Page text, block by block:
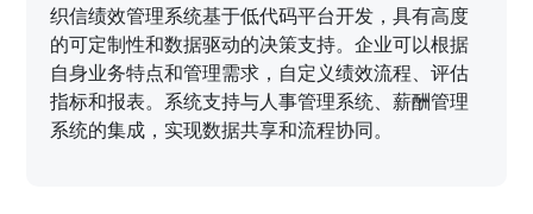
织信绩效管理系统基于低代码平台开发，具有高度
的可定制性和数据驱动的决策支持。企业可以根据
自身业务特点和管理需求，自定义绩效流程、评估
指标和报表。系统支持与人事管理系统、薪酬管理
系统的集成，实现数据共享和流程协同。